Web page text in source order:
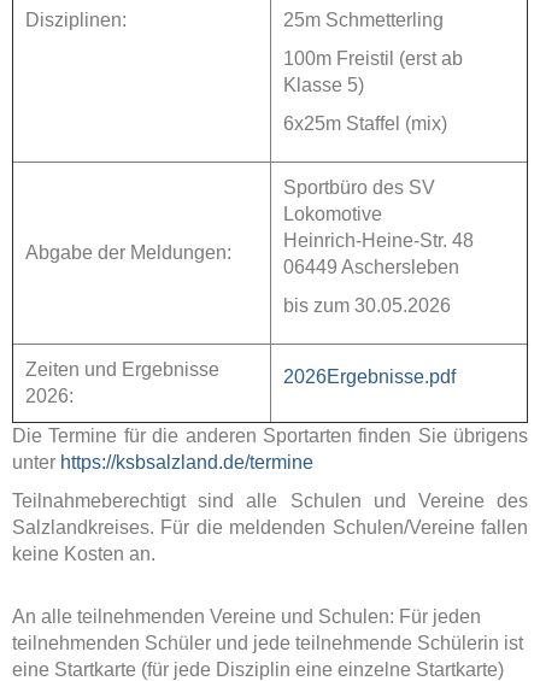
Disziplinen:
25m Schmetterling
100m Freistil (erst ab
Klasse 5)
6x25m Staffel (mix)
Abgabe der Meldungen:
Sportbüro des SV
Lokomotive
Heinrich-Heine-Str. 48
06449 Aschersleben
bis zum 30.05.2026
Zeiten und Ergebnisse
2026:
2026Ergebnisse.pdf
Die Termine für die anderen Sportarten finden Sie übrigens
unter https://ksbsalzland.de/termine
Teilnahmeberechtigt sind alle Schulen und Vereine des
Salzlandkreises. Für die meldenden Schulen/Vereine fallen
keine Kosten an.
An alle teilnehmenden Vereine und Schulen: Für jeden
teilnehmenden Schüler und jede teilnehmende Schülerin ist
eine Startkarte (für jede Disziplin eine einzelne Startkarte)